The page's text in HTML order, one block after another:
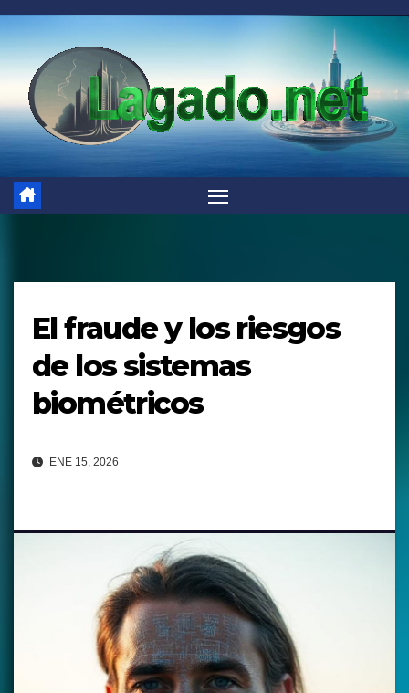
Saltar
al
contenido
El fraude y los riesgos
de los sistemas
biométricos
ENE 15, 2026